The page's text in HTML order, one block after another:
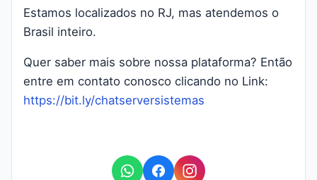
Estamos localizados no RJ, mas atendemos o
Brasil inteiro.
Quer saber mais sobre nossa plataforma? Então
entre em contato conosco clicando no Link:
https://bit.ly/chatserversistemas